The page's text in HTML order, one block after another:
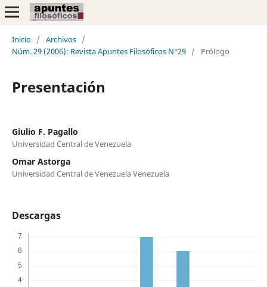
Inicio / Archivos /
Núm. 29 (2006): Revista Apuntes Filosóficos N°29 / Prólogo
Presentación
Giulio F. Pagallo
Universidad Central de Venezuela
Omar Astorga
Universidad Central de Venezuela Venezuela
Descargas